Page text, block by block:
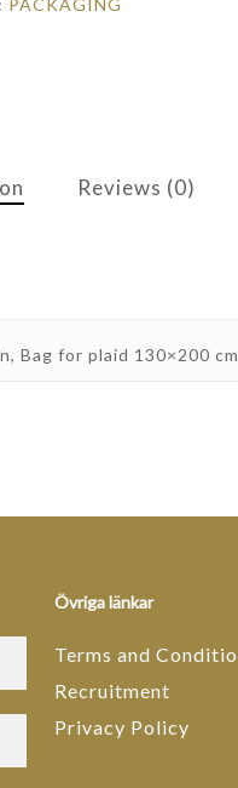
Reviews (0)
Bag for plaid 130×200
Övriga länkar
Terms and
Recruitment
Privacy Policy